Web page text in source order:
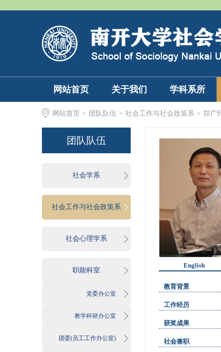
网站首页 关于我们 学科系所
网站首页 > 团队队伍 > 社会工作与社会政策系 > 郑广
团队队伍
社会学系
社会工作与社会政策系
社会心理学系
职能科室
党委办公室
教学科研办公室
团委(员工工作办公室)
English
教育背景
工作经历
获奖成果
社会兼职